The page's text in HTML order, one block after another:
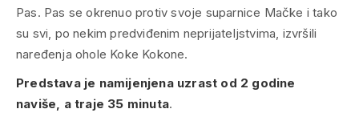
Pas. Pas se okrenuo protiv svoje suparnice Mačke i tako
su svi, po nekim predviđenim neprijateljstvima, izvršili
naređenja ohole Koke Kokone.
Predstava je namijenjena uzrast od 2 godine
naviše, a traje 35 minuta.